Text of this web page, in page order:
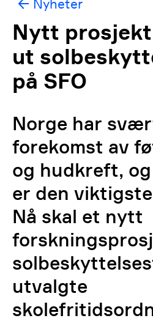
Nyheter
Nytt
ut
på SFO
Norge har
forekomst av
og hudkreft,
er den
Nå skal et nytt
utvalgte